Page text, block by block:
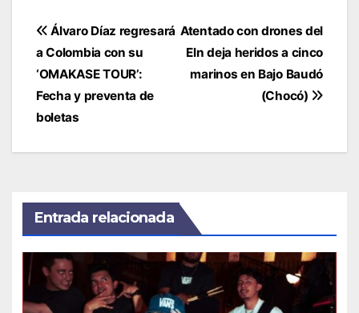
Navegación
de
entradas
Atentado con drones del
Eln deja heridos a cinco
marinos en Bajo Baudó
(Chocó)
Álvaro Díaz regresará
a Colombia con su
‘OMAKASE TOUR’:
Fecha y preventa de
boletas
Entrada relacionada